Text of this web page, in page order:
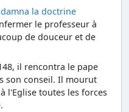
la doctrine
le professeur à
de douceur et de
il rencontra le pape
son conseil. Il mourut
l'Eglise toutes les forces